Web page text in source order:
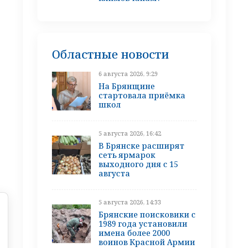
Областные новости
6 августа 2026, 9:29
На Брянщине
стартовала приёмка
школ
5 августа 2026, 16:42
В Брянске расширят
сеть ярмарок
выходного дня с 15
августа
5 августа 2026, 14:33
Брянские поисковики с
1989 года установили
имена более 2000
воинов Красной Армии